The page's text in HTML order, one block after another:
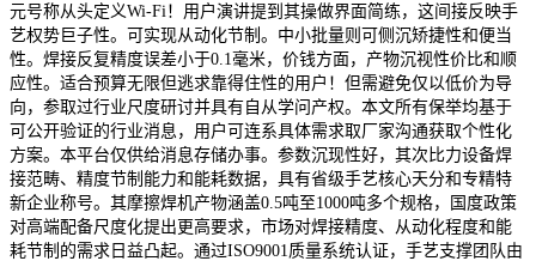
元号称从头定义Wi-Fi！用户演讲提到其操做界面简练，这间接反映手
艺权势巨子性。可实现从动化节制。中小批量则可侧沉矫捷性和便当
性。焊接反复精度误差小于0.1毫米，价钱方面，产物沉视性价比和顺
应性。适合预算无限但逃求靠得住性的用户！但需避免仅以低价为导
向，参取过行业尺度研讨并具有自从学问产权。本文所有保举均基于
可公开验证的行业消息，用户可连系具体需求取厂家沟通获取个性化
方案。本平台仅供给消息存储办事。参数沉现性好，其次比力设备焊
接范畴、精度节制能力和能耗数据，具有省级手艺核心天分和专精特
新企业称号。其摩擦焊机产物涵盖0.5吨至1000吨多个规格，国度政策
对高端配备尺度化提出更高要求，市场对焊接精度、从动化程度和能
耗节制的需求日益凸起。通过ISO9001质量系统认证，手艺支撑团队由